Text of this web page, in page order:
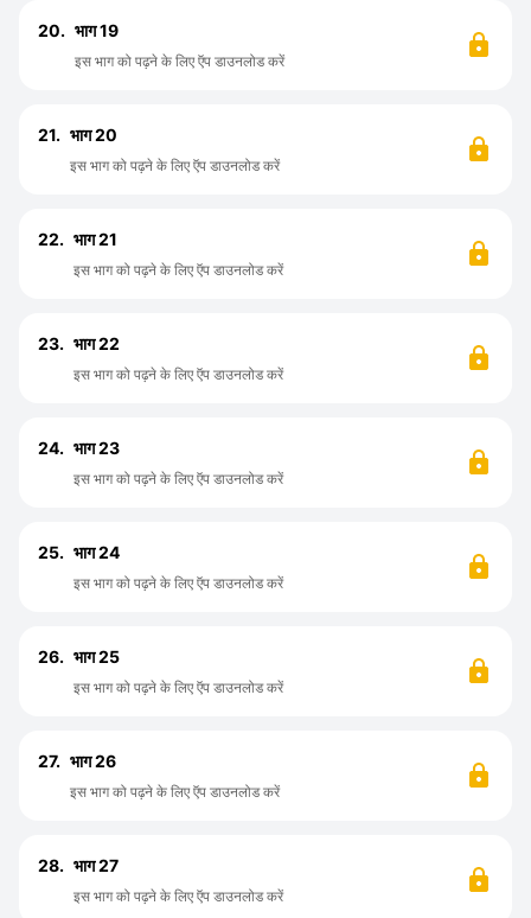
20. भाग 19
इस भाग को पढ़ने के लिए ऍप डाउनलोड करें
21. भाग 20
इस भाग को पढ़ने के लिए ऍप डाउनलोड करें
22. भाग 21
इस भाग को पढ़ने के लिए ऍप डाउनलोड करें
23. भाग 22
इस भाग को पढ़ने के लिए ऍप डाउनलोड करें
24. भाग 23
इस भाग को पढ़ने के लिए ऍप डाउनलोड करें
25. भाग 24
इस भाग को पढ़ने के लिए ऍप डाउनलोड करें
26. भाग 25
इस भाग को पढ़ने के लिए ऍप डाउनलोड करें
27. भाग 26
इस भाग को पढ़ने के लिए ऍप डाउनलोड करें
28. भाग 27
इस भाग को पढ़ने के लिए ऍप डाउनलोड करें